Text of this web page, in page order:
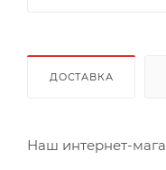
ДОСТАВКА
Наш интернет-